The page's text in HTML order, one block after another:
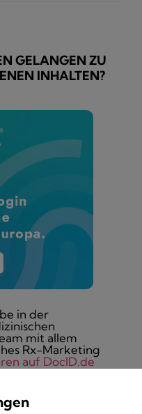
GELANGEN ZU
INHALTEN?
in der
mit allem
Rx-Marketing
auf DocID.de